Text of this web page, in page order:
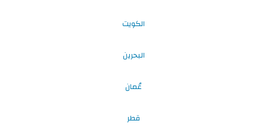
الكويت
البحرين
عُمان
قطر